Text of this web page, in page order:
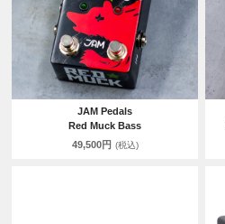
JAM Pedals
Red Muck Bass
49,500円 (税込)